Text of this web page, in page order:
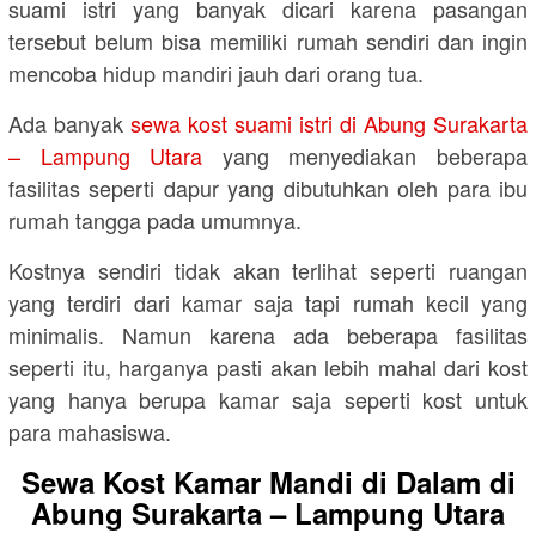
suami istri yang banyak dicari karena pasangan
tersebut belum bisa memiliki rumah sendiri dan ingin
mencoba hidup mandiri jauh dari orang tua.
Ada banyak sewa kost suami istri di Abung Surakarta
– Lampung Utara yang menyediakan beberapa
fasilitas seperti dapur yang dibutuhkan oleh para ibu
rumah tangga pada umumnya.
Kostnya sendiri tidak akan terlihat seperti ruangan
yang terdiri dari kamar saja tapi rumah kecil yang
minimalis. Namun karena ada beberapa fasilitas
seperti itu, harganya pasti akan lebih mahal dari kost
yang hanya berupa kamar saja seperti kost untuk
para mahasiswa.
Sewa Kost Kamar Mandi di Dalam di
Abung Surakarta – Lampung Utara